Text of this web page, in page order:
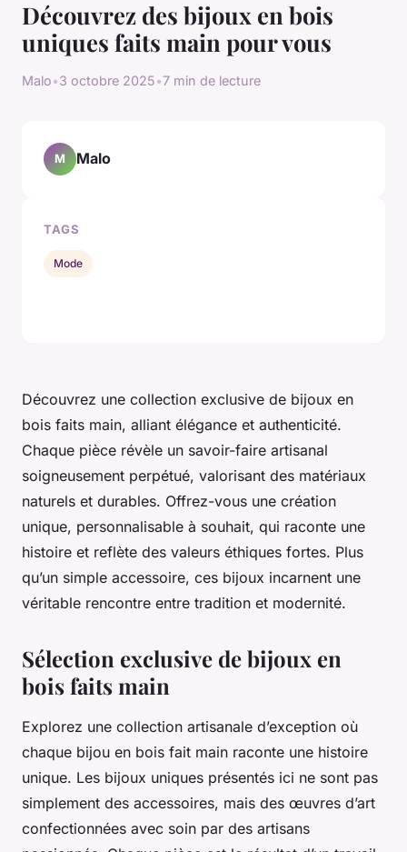
Découvrez des bijoux en bois
uniques faits main pour vous
Malo•3 octobre 2025•7 min de lecture
Découvrez une collection exclusive de bijoux en
bois faits main, alliant élégance et authenticité.
Chaque pièce révèle un savoir-faire artisanal
soigneusement perpétué, valorisant des matériaux
naturels et durables. Offrez-vous une création
unique, personnalisable à souhait, qui raconte une
histoire et reflète des valeurs éthiques fortes. Plus
qu’un simple accessoire, ces bijoux incarnent une
véritable rencontre entre tradition et modernité.
Sélection exclusive de bijoux en
bois faits main
Explorez une collection artisanale d’exception où
chaque bijou en bois fait main raconte une histoire
unique. Les bijoux uniques présentés ici ne sont pas
simplement des accessoires, mais des œuvres d’art
confectionnées avec soin par des artisans
M Malo
TAGS
Mode